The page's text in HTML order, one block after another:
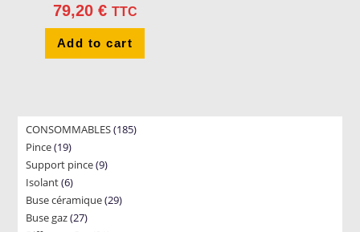
79,20 € TTC
Add to cart
CONSOMMABLES 185185
Pince 1919
products
Support pince 99
Isolant 66
products
Buse céramique 2929
Buse gaz 2727